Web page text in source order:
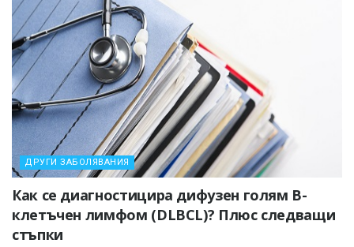
ДРУГИ ЗАБОЛЯВАНИЯ
Как се диагностицира дифузен голям В-
клетъчен лимфом (DLBCL)? Плюс следващи
стъпки